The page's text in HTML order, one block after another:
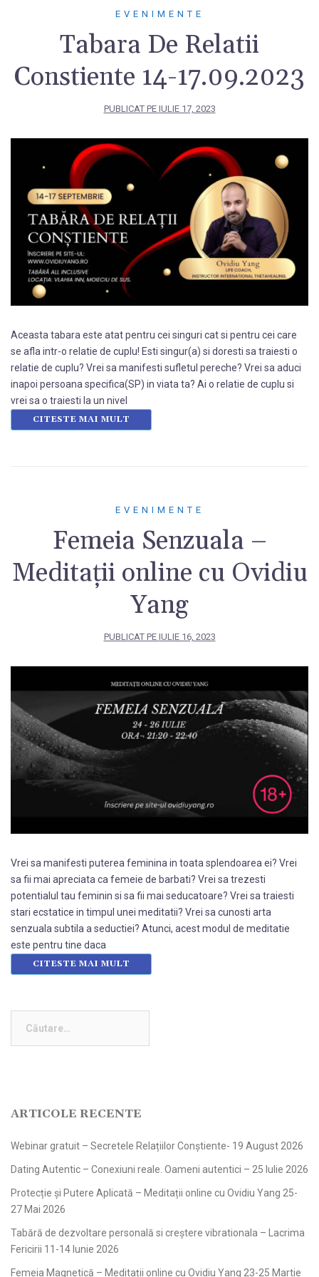
EVENIMENTE
Tabara De Relatii
Constiente 14-17.09.2023
PUBLICAT PE IULIE 17, 2023
Aceasta tabara este atat pentru cei singuri cat si pentru cei care
se afla intr-o relatie de cuplu! Esti singur(a) si doresti sa traiesti o
relatie de cuplu? Vrei sa manifesti sufletul pereche? Vrei sa aduci
inapoi persoana specifica(SP) in viata ta? Ai o relatie de cuplu si
vrei sa o traiesti la un nivel
CITESTE MAI MULT
EVENIMENTE
Femeia Senzuala –
Meditații online cu Ovidiu
Yang
PUBLICAT PE IULIE 16, 2023
Vrei sa manifesti puterea feminina in toata splendoarea ei? Vrei
sa fii mai apreciata ca femeie de barbati? Vrei sa trezesti
potentialul tau feminin si sa fii mai seducatoare? Vrei sa traiesti
stari ecstatice in timpul unei meditatii? Vrei sa cunosti arta
senzuala subtila a seductiei? Atunci, acest modul de meditatie
este pentru tine daca
CITESTE MAI MULT
după:
ARTICOLE RECENTE
Webinar gratuit – Secretele Relațiilor Conștiente- 19 August 2026
Dating Autentic – Conexiuni reale. Oameni autentici – 25 Iulie 2026
Protecție și Putere Aplicată – Meditații online cu Ovidiu Yang 25-
27 Mai 2026
Tabără de dezvoltare personală si creștere vibrationala – Lacrima
Fericirii 11-14 Iunie 2026
Femeia Magnetică – Meditații online cu Ovidiu Yang 23-25 Martie